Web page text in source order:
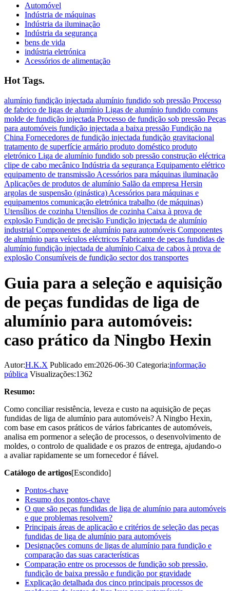
Automóvel
Indústria de máquinas
Indústria da iluminação
Indústria da segurança
bens de vida
indústria eletrónica
Acessórios de alimentação
Hot Tags.
alumínio fundição injectada alumínio fundido sob pressão Processo
de fabrico de ligas de alumínio Ligas de alumínio fundido comuns
molde de fundição injectada Processo de fundição sob pressão Peças
para automóveis fundição injectada a baixa pressão Fundição na
China Fornecedores de fundição injectada fundição gravitacional
tratamento de superfície armário produto doméstico produto
eletrónico Liga de alumínio fundido sob pressão construção eléctrica
clipe de cabo mecânico Indústria da segurança Equipamento elétrico
equipamento de transmissão Acessórios para máquinas iluminação
Aplicações de produtos de alumínio Salão da empresa Hersin
argolas de suspensão (ginástica) Acessórios para máquinas e
equipamentos comunicação eletrónica trabalho (de máquinas)
Utensílios de cozinha Utensílios de cozinha Caixa à prova de
explosão Fundição de precisão Fundição injectada de alumínio
industrial Componentes de alumínio para automóveis Componentes
de alumínio para veículos eléctricos Fabricante de peças fundidas de
alumínio fundição injectada de alumínio Caixa de cabos à prova de
explosão Consumíveis de fundição sector dos transportes
Guia para a seleção e aquisição
de peças fundidas de liga de
alumínio para automóveis:
caso prático da Ningbo Hexin
Autor:H.K.X Publicado em:2026-06-30 Categoria:informação
pública Visualizações:1362
Resumo:
Como conciliar resistência, leveza e custo na aquisição de peças
fundidas de liga de alumínio para automóveis? A Ningbo Hexin,
com base em casos práticos de vários fabricantes de automóveis,
analisa em pormenor a seleção de processos, o desenvolvimento de
moldes, o controlo de qualidade e os prazos de entrega, ajudando-o
a avaliar rapidamente se um fornecedor é fiável.
Catálogo de artigos[Escondido]
Pontos-chave
Resumo dos pontos-chave
O que são peças fundidas de liga de alumínio para automóveis
e que problemas resolvem?
Principais áreas de aplicação e critérios de seleção das peças
fundidas de liga de alumínio para automóveis
Designações comuns de ligas de alumínio para fundição e
comparação das suas características
Comparação entre os processos de fundição sob pressão,
fundição de baixa pressão e fundição por gravidade
Explicação detalhada dos cinco principais processos de